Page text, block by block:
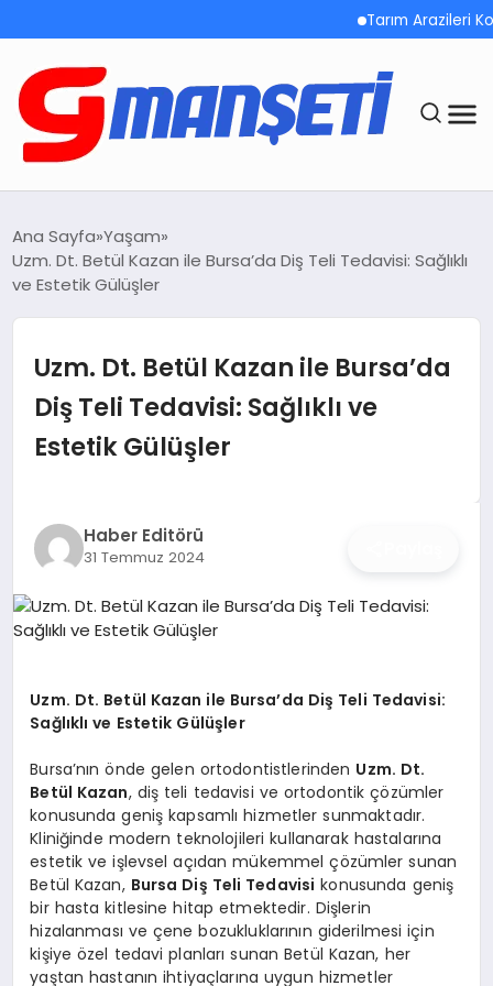
Tarım Arazileri
DEMOLAR
OYUN
ANA DEMO
TEKNOLOJI
KRIPTO PARA
GEZI & SEYAHAT
OYUN
Ana Sayfa Yaşam
Uzm. Dt. Betül Kazan ile Bursa’da Diş Teli Tedavisi: Sağlıklı
ve Estetik Gülüşler
Uzm. Dt. Betül Kazan ile Bursa’da
Diş Teli Tedavisi: Sağlıklı ve
Estetik Gülüşler
Haber Editörü
31 Temmuz 2024
Uzm. Dt. Betül Kazan ile Bursa’da Diş Teli Tedavisi:
Sağlıklı ve Estetik Gülüşler
Bursa’nın önde gelen ortodontistlerinden Uzm. Dt.
Betül Kazan, diş teli tedavisi ve ortodontik çözümler
konusunda geniş kapsamlı hizmetler sunmaktadır.
Kliniğinde modern teknolojileri kullanarak hastalarına
estetik ve işlevsel açıdan mükemmel çözümler sunan
Betül Kazan, Bursa Diş Teli Tedavisi konusunda geniş
bir hasta kitlesine hitap etmektedir. Dişlerin
hizalanması ve çene bozukluklarının giderilmesi için
kişiye özel tedavi planları sunan Betül Kazan, her
yaştan hastanın ihtiyaçlarına uygun hizmetler